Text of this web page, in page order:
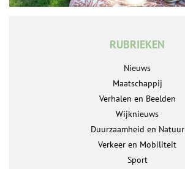
RUBRIEKEN
Nieuws
Maatschappij
Verhalen en Beelden
Wijknieuws
Duurzaamheid en Natuur
Verkeer en Mobiliteit
Sport